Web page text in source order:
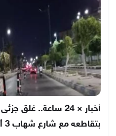
أخبار × 24 ساعة..
بتقاطعه مع شارع شهاب 3 أيام